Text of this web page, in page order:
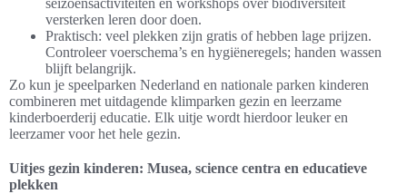
seizoensactiviteiten en workshops over biodiversiteit
versterken leren door doen.
Praktisch: veel plekken zijn gratis of hebben lage prijzen.
Controleer voerschema’s en hygiëneregels; handen wassen
blijft belangrijk.
Zo kun je speelparken Nederland en nationale parken kinderen
combineren met uitdagende klimparken gezin en leerzame
kinderboerderij educatie. Elk uitje wordt hierdoor leuker en
leerzamer voor het hele gezin.
Uitjes gezin kinderen: Musea, science centra en educatieve
plekken